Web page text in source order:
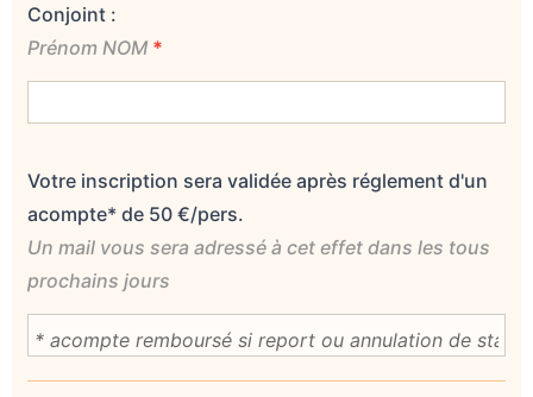
Conjoint :
Prénom NOM *
Votre inscription sera validée après réglement d'un
acompte* de 50 €/pers.
Un mail vous sera adressé à cet effet dans les tous
prochains jours